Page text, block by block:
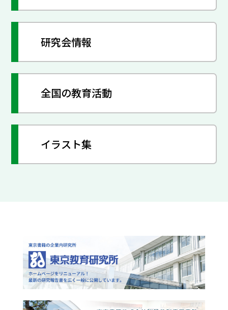
研究会情報
全国の教育活動
イラスト集